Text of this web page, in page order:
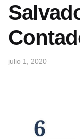
julio 1, 2020